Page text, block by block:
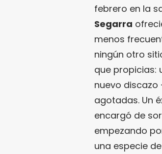
febrero en la
Segarra
menos
ningún otro
que propicias:
nuevo discazo
agotadas. Un
encargó de
empezando
una especie